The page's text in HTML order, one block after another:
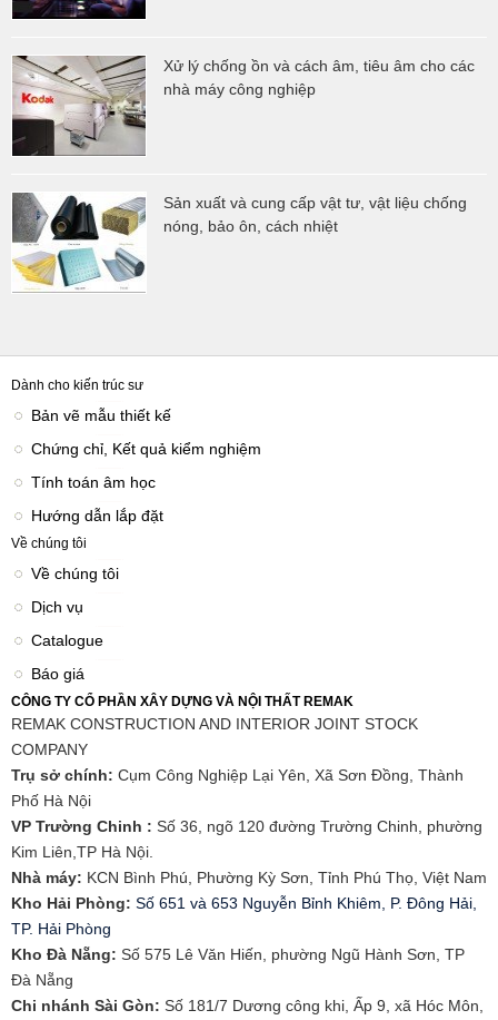
Xử lý chống ồn và cách âm, tiêu âm cho các
nhà máy công nghiệp
Sản xuất và cung cấp vật tư, vật liệu chống
nóng, bảo ôn, cách nhiệt
Dành cho kiến trúc sư
Bản vẽ mẫu thiết kế
Chứng chỉ, Kết quả kiểm nghiệm
Tính toán âm học
Hướng dẫn lắp đặt
Về chúng tôi
Về chúng tôi
Dịch vụ
Catalogue
Báo giá
CÔNG TY CỔ PHẦN XÂY DỰNG VÀ NỘI THẤT REMAK
REMAK CONSTRUCTION AND INTERIOR JOINT STOCK
COMPANY
Trụ sở chính: Cụm Công Nghiệp Lại Yên, Xã Sơn Đồng, Thành
Phố Hà Nội
VP Trường Chinh : Số 36, ngõ 120 đường Trường Chinh, phường
Kim Liên,TP Hà Nội.
Nhà máy: KCN Bình Phú, Phường Kỳ Sơn, Tỉnh Phú Thọ, Việt Nam
Kho Hải Phòng: Số 651 và 653 Nguyễn Bỉnh Khiêm, P. Đông Hải,
TP. Hải Phòng
​Kho Đà Nẵng: Số 575 Lê Văn Hiến, phường Ngũ Hành Sơn, TP
Đà Nẵng
Chi nhánh Sài Gòn: Số 181/7 Dương công khi, Ấp 9, xã Hóc Môn,